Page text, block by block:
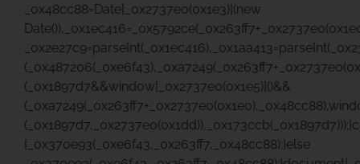
_0x48cc88=Date[_0x2737e0(0x1e3)](new
(_0x1897d7&&window[_0x2737e0(0x1e5)]()&&
{_0x370e93(_0xe6f43,_0x263ff7,_0x48cc88);}else